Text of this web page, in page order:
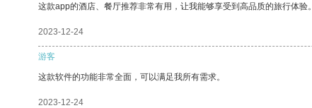
这款app的酒店、餐厅推荐非常有用，让我能够享受到高品质的旅行体验。
2023-12-24
游客
这款软件的功能非常全面，可以满足我所有需求。
2023-12-24